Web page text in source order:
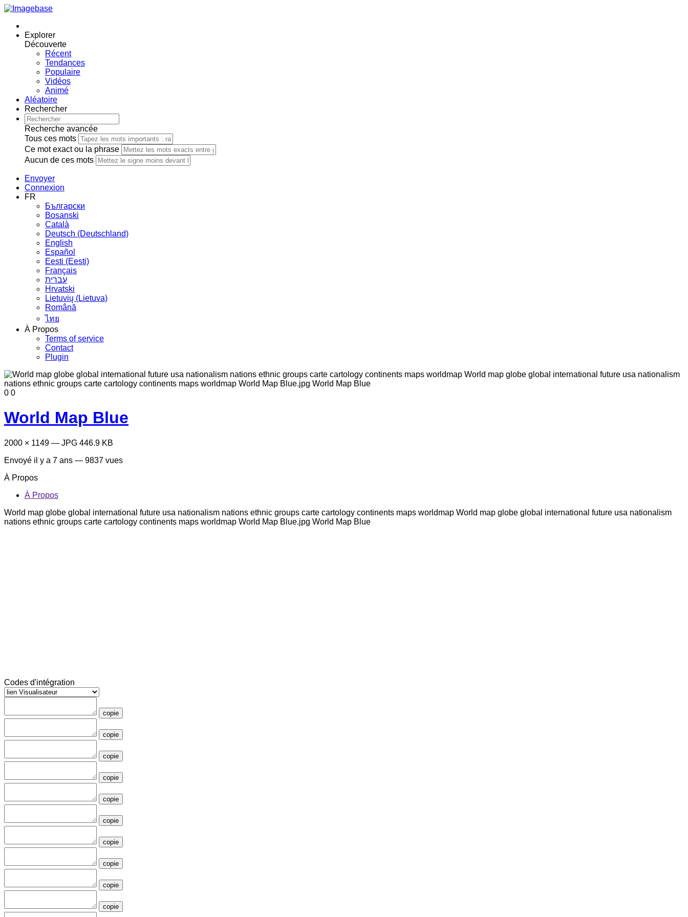
Explorer
Découverte
Récent
Tendances
Populaire
Vidéos
Animé
Aléatoire
Rechercher
Recherche avancée
Tous ces mots
Ce mot exact ou la phrase
Aucun de ces mots
Envoyer
Connexion
FR
Български
Bosanski
Сatalà
Deutsch (Deutschland)
English
Español
Eesti (Eesti)
Français
עברית
Hrvatski
Lietuvių (Lietuva)
Română
ไทย
À Propos
Terms of service
Contact
Plugin
0 0
World Map Blue
2000 × 1149 — JPG 446.9 KB
Envoyé il y a 7 ans — 9837 vues
À Propos
À Propos
World map globe global international future usa nationalism nations ethnic groups carte cartology continents maps worldmap World map globe global international future usa nationalism
nations ethnic groups carte cartology continents maps worldmap World Map Blue.jpg World Map Blue
Codes d'intégration
copie
copie
copie
copie
copie
copie
copie
copie
copie
copie